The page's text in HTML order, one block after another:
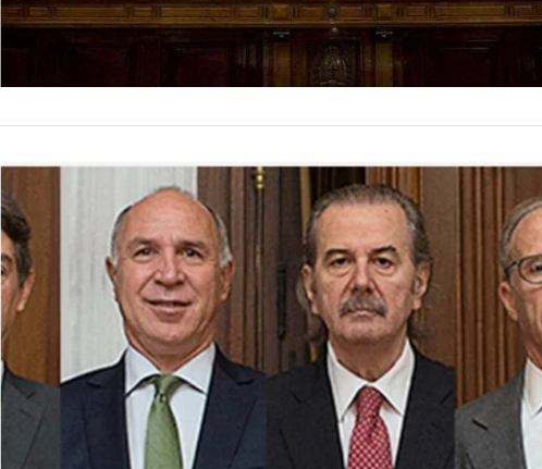
NACIONALES
«No habrá
La Corte Suprema de
resurrección de una ley
tiene atribuciones
poderes…
byLa Contracara 19 de abril de 2022